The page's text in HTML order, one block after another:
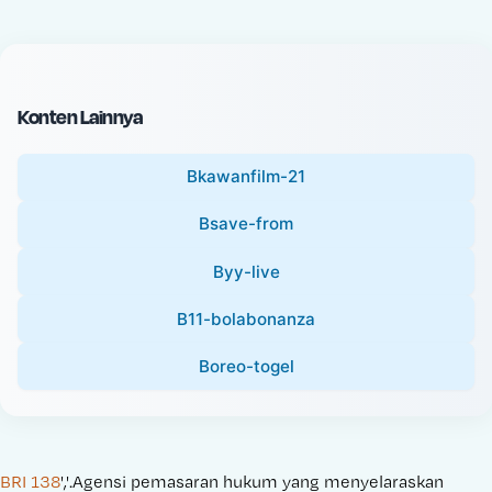
c
e
Konten Lainnya
Bkawanfilm-21
Bsave-from
Byy-live
B11-bolabonanza
Boreo-togel
BRI 138','.Agensi pemasaran hukum yang menyelaraskan